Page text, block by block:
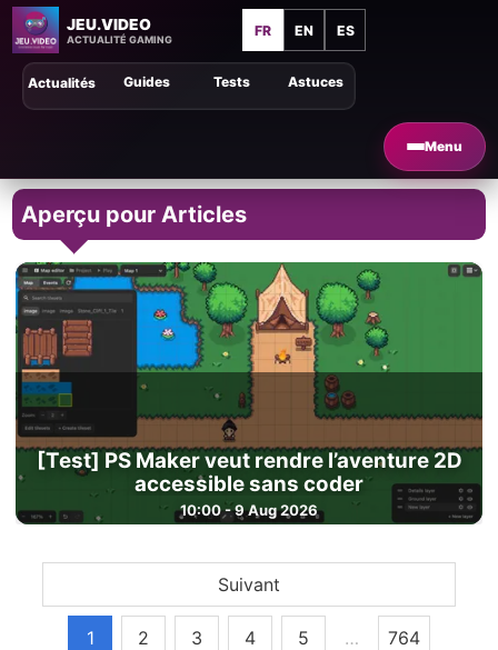
JEU.VIDEO
ACTUALITÉ GAMING
FR EN ES
Menu
Astuces
Guides Tests
Actualités
Aperçu pour Articles
[Test] PS Maker veut rendre l’aventure 2D
accessible sans coder
10:00 - 9 Aug 2026
Suivant
1 2 3 4 5 … 764